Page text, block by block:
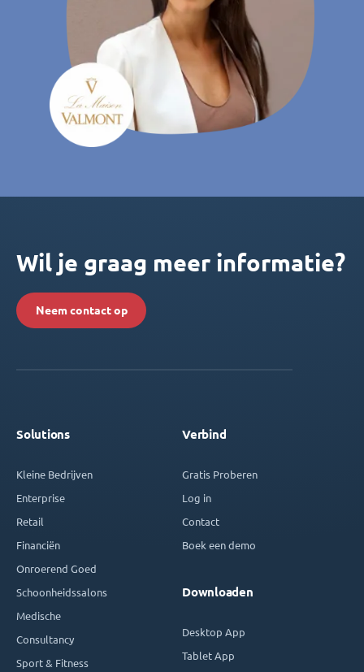
Wil je graag meer informatie?
Neem contact op
Solutions
Kleine Bedrijven
Enterprise
Retail
Financiën
Onroerend Goed
Schoonheidssalons
Medische
Consultancy
Sport & Fitness
Verbind
Gratis Proberen
Log in
Contact
Boek een demo
Downloaden
Desktop App
Tablet App